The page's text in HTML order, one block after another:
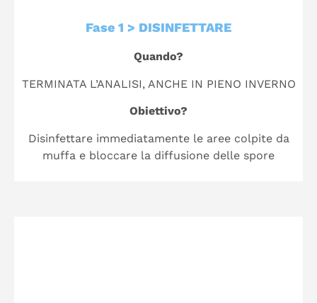
Fase 1 > DISINFETTARE
Quando?
TERMINATA L’ANALISI, ANCHE IN PIENO INVERNO
Obiettivo?
Disinfettare immediatamente le aree colpite da
muffa e bloccare la diffusione delle spore